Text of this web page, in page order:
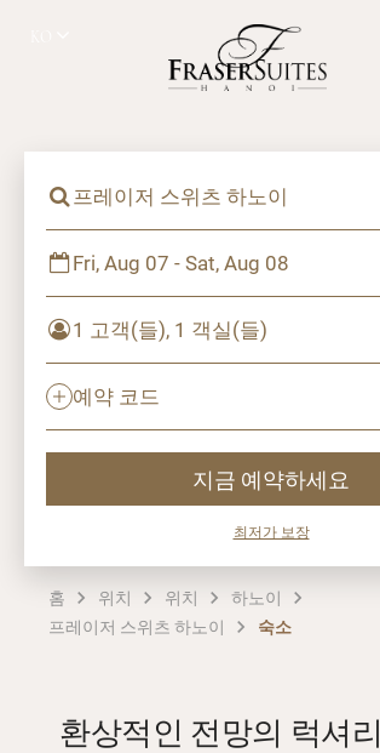
프레이저 스위츠 하노이
Fri, Aug 07 - Sat, Aug 08
1 고객(들), 1 객실(들)
예약 코드
지금 예약하세요
최저가 보장
홈 위치 위치
하노이
프레이저 스위츠 하노이
숙소
환상적인 전망의 럭셔